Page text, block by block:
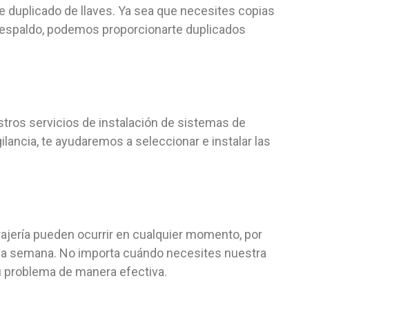
duplicado de llaves. Ya sea que necesites copias
podemos proporcionarte duplicados
servicios de instalación de sistemas de
te ayudaremos a seleccionar e instalar las
pueden ocurrir en cualquier momento, por
semana. No importa cuándo necesites nuestra
de manera efectiva.